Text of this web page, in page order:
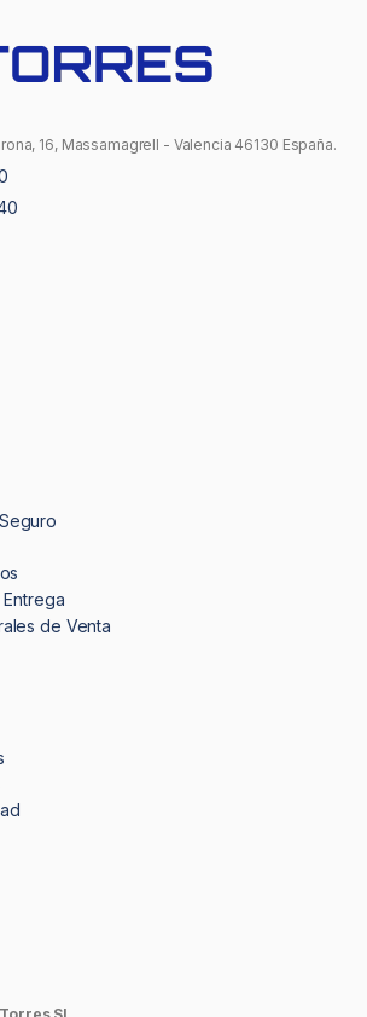
16, Massamagrell - Valencia 46130 España.
de Venta